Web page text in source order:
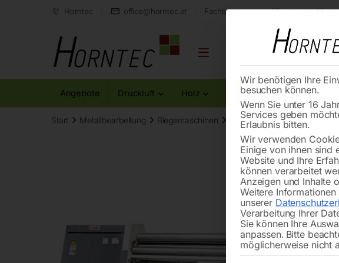
Horntec office@horntec.at Fachberatung aus Kärnten
Angebote Druckluft Holz Metall Reinigung
Start Metallbearbeitung Biegemaschinen Hydraulische 4-Walzen
🔍
Wir benötigen Ihre
besuchen können.
Wenn Sie unter 16
Services geben
Erlaubnis bitten.
Wir verwenden
Einige von ihnen sind
Website und Ihre
können verarbeitet
Anzeigen und Inhalte
Weitere
unserer
Verarbeitung Ihrer
Sie können Ihre
anpassen. Bitte
möglicherweise nicht